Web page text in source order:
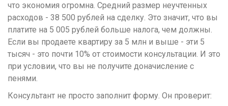
что экономия огромна. Средний размер неучтенных
расходов - 38 500 рублей на сделку. Это значит, что вы
платите на 5 005 рублей больше налога, чем должны.
Если вы продаете квартиру за 5 млн и выше - эти 5
тысяч - это почти 10% от стоимости консультации. И это
при условии, что вы не получите доначисление с
пенями.
Консультант не просто заполнит форму. Он проверит: